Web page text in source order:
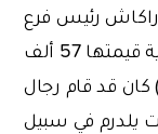
رئيس فرع
إطفاء إسطنبول بتسليم تبرعات نقدية قيمتها 57 ألف
ألف دولار ) كان قد قام رجال
يلدرم في سبيل